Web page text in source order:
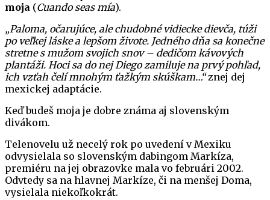
moja (Cuando seas mía).
„Paloma, očarujúce, ale chudobné vidiecke dievča, túži
po veľkej láske a lepšom živote. Jedného dňa sa konečne
stretne s mužom svojich snov – dedičom kávových
plantáži. Hoci sa do nej Diego zamiluje na prvý pohľad,
ich vzťah čelí mnohým ťažkým skúškam…“znej dej
mexickej adaptácie.
Keď budeš moja je dobre známa aj slovenským
divákom.
Telenovelu už necelý rok po uvedení v Mexiku
odvysielala so slovenským dabingom Markíza,
premiéru na jej obrazovke mala vo februári 2002.
Odvtedy sa na hlavnej Markíze, či na menšej Doma,
vysielala niekoľkokrát.